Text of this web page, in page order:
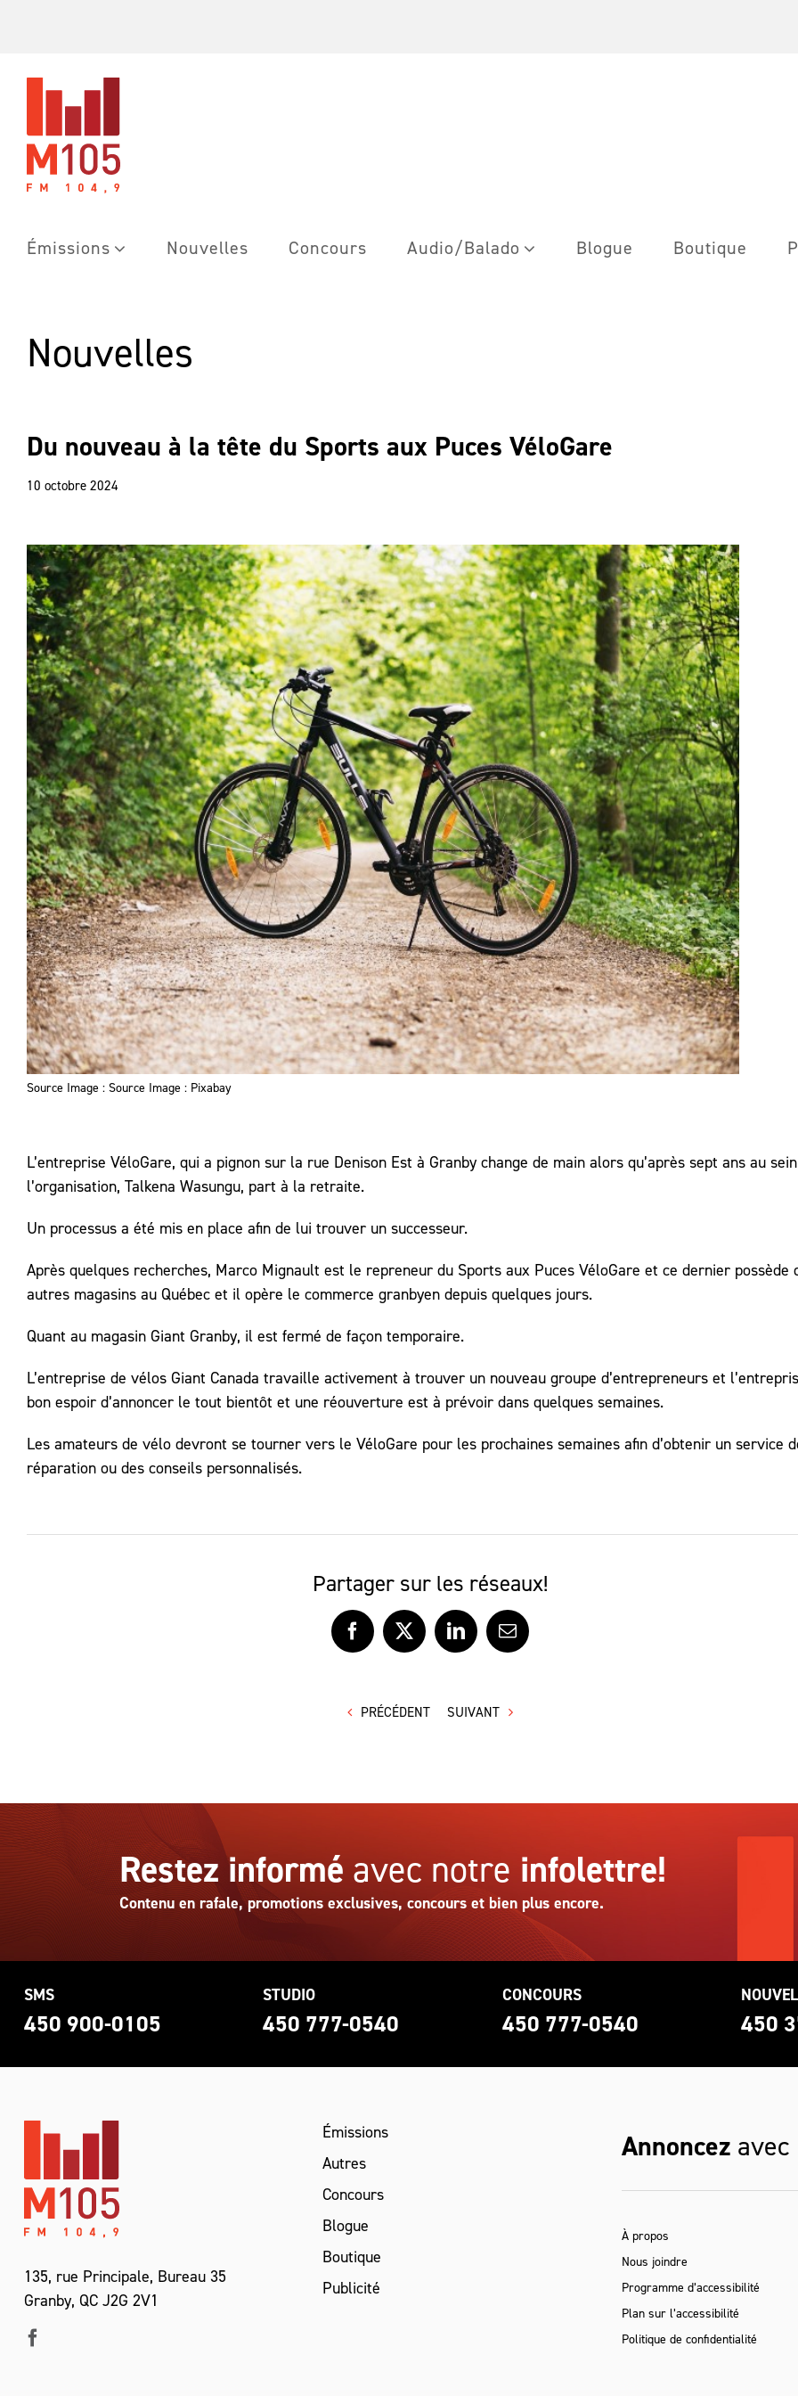
Émissions Nouvelles Concours Audio/Balado Blogue Boutique
Nouvelles
Du nouveau à la tête du Sports aux Puces VéloGare
10 octobre 2024
Source Image : Source Image : Pixabay
L’entreprise VéloGare, qui a pignon sur la rue Denison Est à Granby change de main alors qu’après sept ans au
l’organisation, Talkena Wasungu, part à la retraite.
Un processus a été mis en place afin de lui trouver un successeur.
Après quelques recherches, Marco Mignault est le repreneur du Sports aux Puces VéloGare et ce dernier possède
autres magasins au Québec et il opère le commerce granbyen depuis quelques jours.
Quant au magasin Giant Granby, il est fermé de façon temporaire.
L’entreprise de vélos Giant Canada travaille activement à trouver un nouveau groupe d’entrepreneurs et
bon espoir d’annoncer le tout bientôt et une réouverture est à prévoir dans quelques semaines.
Les amateurs de vélo devront se tourner vers le VéloGare pour les prochaines semaines afin d’obtenir un service
réparation ou des conseils personnalisés.
Partager sur les réseaux!
Facebook
X LinkedInCourriel
PRÉCÉDENT SUIVANT
Restez informé avec notre infolettre!
Contenu en rafale, promotions exclusives, concours et bien plus encore.
SMS
450 900-0105
STUDIO
450 777-0540
CONCOURS
450 777-0540 450
135, rue Principale, Bureau 35
Granby, QC J2G 2V1
Émissions
Autres
Concours
Blogue
Boutique
Publicité
Annoncez avec
À propos
Nous joindre
Programme d’accessibilité
Plan sur l’accessibilité
Politique de confidentialité